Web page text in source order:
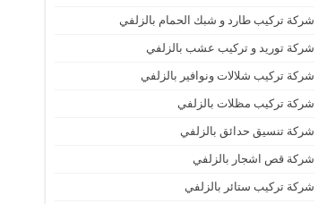
شركة تركيب طارد و شبك الحمام بالزلفي
شركة توريد و تركيب عشب بالزلفي
شركة تركيب شلالات ونوافير بالزلفي
شركة تركيب مظلات بالزلفي
شركة تنسيق حدائق بالزلفي
شركة قص اشجار بالزلفي
شركة تركيب ستائر بالزلفي